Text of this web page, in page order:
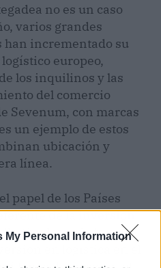
My Personal Information
no es un caso
varios grandes
han incrementado su
europeo,
los inquilinos y las
del comercio
Sevenum, con marcas
un ejemplo de estos
ubicación y
línea.
papel de los Países
de lainversión
datos de la